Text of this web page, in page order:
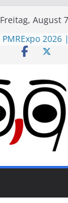
Freitag, August
PMRExpo 2026
VdS-
VALVE WORLD
Düsseldorf
ESSEN MOTOR
Essen